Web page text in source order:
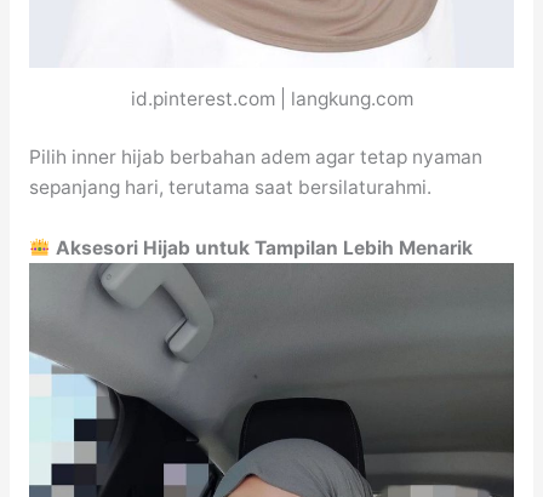
id.pinterest.com | langkung.com
Pilih inner hijab berbahan adem agar tetap nyaman
sepanjang hari, terutama saat bersilaturahmi.
Aksesori Hijab untuk Tampilan Lebih Menarik